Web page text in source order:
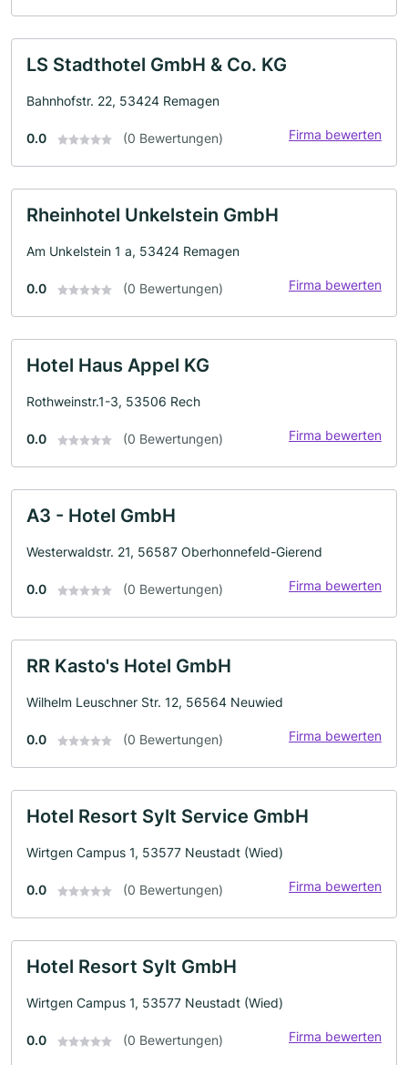
LS Stadthotel GmbH & Co. KG
Bahnhofstr. 22, 53424 Remagen
0.0 (0 Bewertungen) Firma bewerten
Rheinhotel Unkelstein GmbH
Am Unkelstein 1 a, 53424 Remagen
0.0 (0 Bewertungen) Firma bewerten
Hotel Haus Appel KG
Rothweinstr.1-3, 53506 Rech
0.0 (0 Bewertungen) Firma bewerten
A3 - Hotel GmbH
Westerwaldstr. 21, 56587 Oberhonnefeld-Gierend
0.0 (0 Bewertungen) Firma bewerten
RR Kasto's Hotel GmbH
Wilhelm Leuschner Str. 12, 56564 Neuwied
0.0 (0 Bewertungen) Firma bewerten
Hotel Resort Sylt Service GmbH
Wirtgen Campus 1, 53577 Neustadt (Wied)
0.0 (0 Bewertungen) Firma bewerten
Hotel Resort Sylt GmbH
Wirtgen Campus 1, 53577 Neustadt (Wied)
0.0 (0 Bewertungen) Firma bewerten